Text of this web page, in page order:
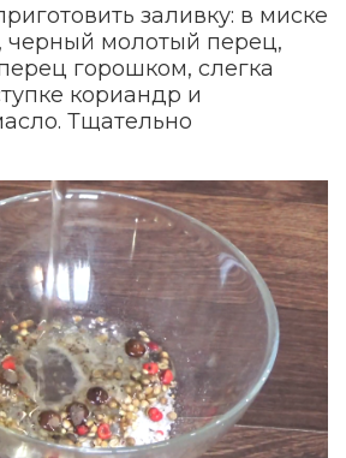
заливку: в миске
черный молотый перец,
горошком, слегка
кориандр и
Тщательно